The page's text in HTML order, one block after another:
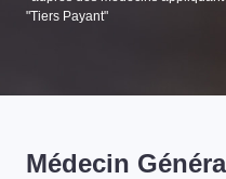
"Tiers Payant"
Médecin